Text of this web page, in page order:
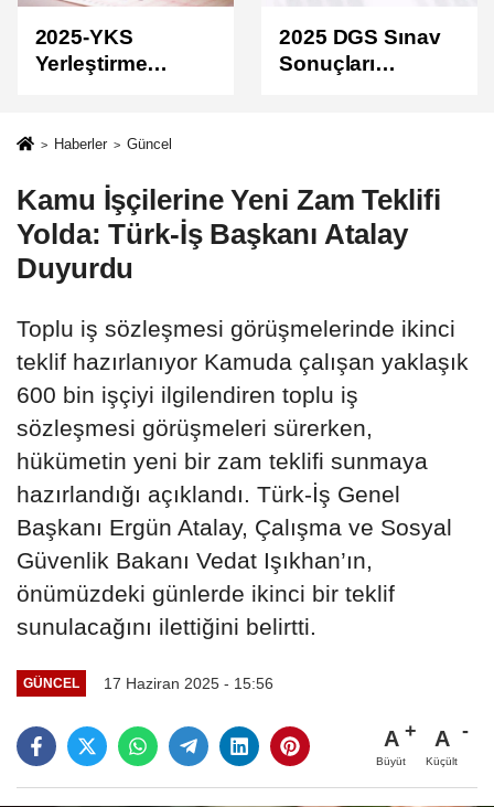
2025-YKS
Yerleştirme
Sonuçlar
Açıldı
2025 DGS Sınav
Sonuçları
Haberler Güncel
Kamu İşçilerine Yeni Zam Teklifi
Yolda: Türk-İş Başkanı Atalay
Duyurdu
Toplu iş sözleşmesi görüşmelerinde ikinci
teklif hazırlanıyor Kamuda çalışan yaklaşık
600 bin işçiyi ilgilendiren toplu iş
sözleşmesi görüşmeleri sürerken,
hükümetin yeni bir zam teklifi sunmaya
hazırlandığı açıklandı. Türk-İş Genel
Başkanı Ergün Atalay, Çalışma ve Sosyal
Güvenlik Bakanı Vedat Işıkhan’ın,
önümüzdeki günlerde ikinci bir teklif
sunulacağını ilettiğini belirtti.
GÜNCEL 17 Haziran 2025 - 15:56
A
Büyüt
A
Küçült